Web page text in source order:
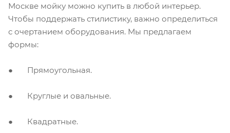
Москве мойку можно купить в любой интерьер.
Чтобы поддержать стилистику, важно определиться
с очертанием оборудования. Мы предлагаем
формы:
● Прямоугольная.
● Круглые и овальные.
● Квадратные.